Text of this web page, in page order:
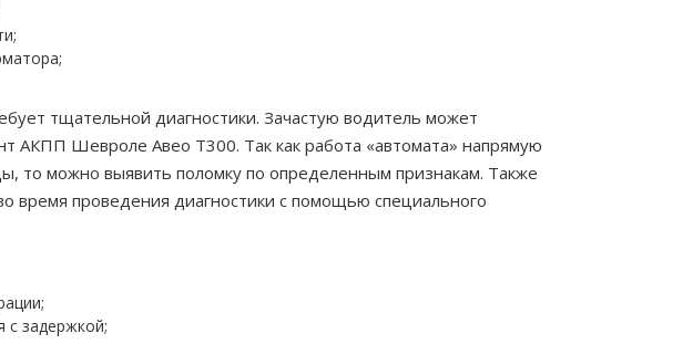
тщательной диагностики. Зачастую водитель может
АКПП Шевроле Авео Т300. Так как работа «автомата» напрямую
то можно выявить поломку по определенным признакам. Также
время проведения диагностики с помощью специального
с задержкой;